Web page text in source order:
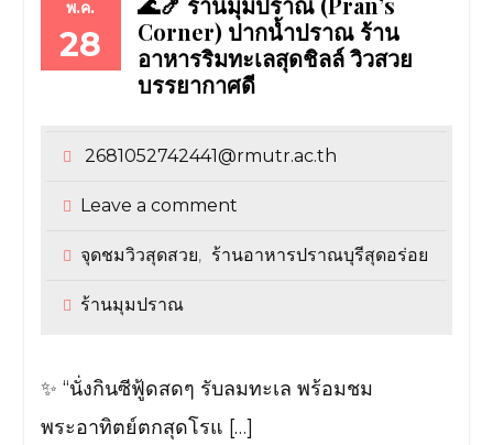
พ.ค.
28
Corner) ปากน้ำปราณ ร้าน
อาหารริมทะเลสุดชิลล์ วิวสวย
บรรยากาศดี
2681052742441@rmutr.ac.th
Leave a comment
จุดชมวิวสุดสวย, ร้านอาหารปราณบุรีสุดอร่อย
ร้านมุมปราณ
✨ “นั่งกินซีฟู้ดสดๆ รับลมทะเล พร้อมชม
พระอาทิตย์ตกสุดโรแ […]